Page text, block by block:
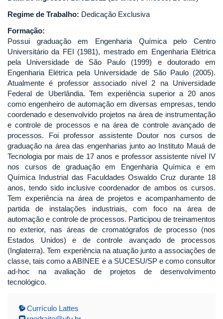
Regime de Trabalho: Dedicação Exclusiva
Formação:
Possui graduação em Engenharia Química pelo Centro
Universitário da FEI (1981), mestrado em Engenharia Elétrica
pela Universidade de São Paulo (1999) e doutorado em
Engenharia Elétrica pela Universidade de São Paulo (2005).
Atualmente é professor associado nível 2 na Universidade
Federal de Uberlândia. Tem experiência superior a 20 anos
como engenheiro de automação em diversas empresas, tendo
coordenado e desenvolvido projetos na área de instrumentação
e controle de processos e na área de controle avançado de
processos. Foi professor assistente Doutor nos cursos de
graduação na área das engenharias junto ao Instituto Mauá de
Tecnologia por mais de 17 anos e professor assistente nível IV
nos cursos de graduação em Engenharia Química e em
Química Industrial das Faculdades Oswaldo Cruz durante 18
anos, tendo sido inclusive coordenador de ambos os cursos.
Tem experiência na área de projetos e acompanhamento de
partida de instalações industriais, com foco na área de
automação e controle de processos. Participou de treinamentos
no exterior, nas áreas de cromatógrafos de processo (nos
Estados Unidos) e de controle avançado de processos
(Inglaterra). Tem experiência na atuação junto a associações de
classe, tais como a ABINEE e a SUCESU/SP e como consultor
ad-hoc na avaliação de projetos de desenvolvimento
tecnológico.
Currículo Lattes